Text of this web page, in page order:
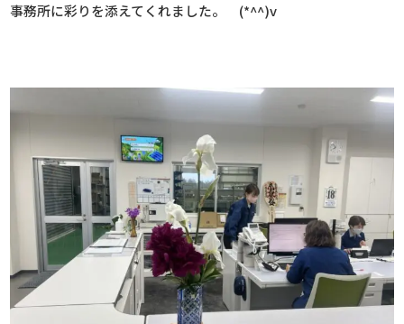
事務所に彩りを添えてくれました。 (*^^)v